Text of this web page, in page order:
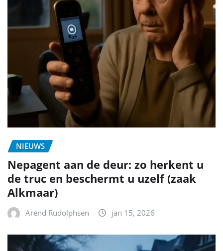
NIEUWS
Nepagent aan de deur: zo herkent u
de truc en beschermt u uzelf (zaak
Alkmaar)
Arend Rudolphsen jan 15, 2026